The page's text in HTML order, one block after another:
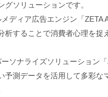
グソリューションです。
メディア広告エンジン「ZETA
析することで消費者心理を捉
ーソナライズソリューション「
測データを活用して多彩な